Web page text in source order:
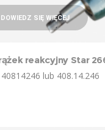
DOWIEDZ SIĘ WIĘCEJ
reakcyjny Star
40814246 lub 408.14.246